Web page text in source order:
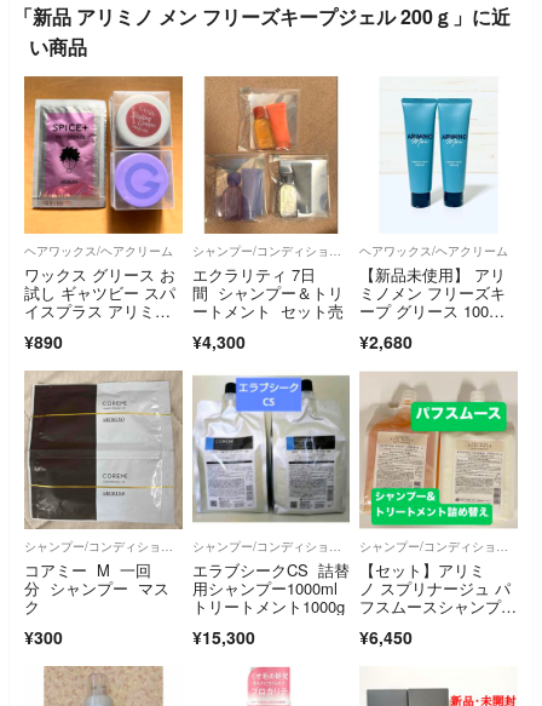
「新品 アリミノ メン フリーズキープジェル 200ｇ」に近
い商品
ヘアワックス/ヘアクリーム
ワックス グリース お
試し ギャツビー スパ
イスプラス アリミ
¥890
シャンプー/コンディショナーセット
エクラリティ 7日
間 シャンプー＆トリ
ートメント セット売
¥4,300
ヘアワックス/ヘアクリーム
【新品未使用】 アリ
ミノメン フリーズキ
ープ グリース 100
¥2,680
シャンプー/コンディショナーセット
コアミー M 一回
分 シャンプー マス
ク
¥300
シャンプー/コンディショナーセット
エラブシークCS 詰替
用シャンプー1000ml
トリートメント1000g
¥15,300
シャンプー/コンディショナーセット
【セット】アリミ
ノ スプリナージュ パ
フスムースシャンプ
¥6,450